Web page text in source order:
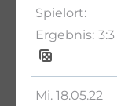
3:3
Mi. 18.05.22